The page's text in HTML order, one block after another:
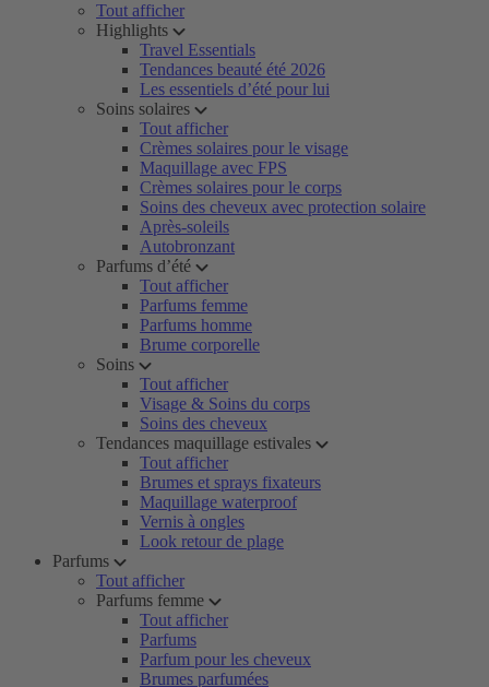
Tout afficher
Highlights
Travel Essentials
Tendances beauté été 2026
Les essentiels d’été pour lui
Soins solaires
Tout afficher
Crèmes solaires pour le visage
Maquillage avec FPS
Crèmes solaires pour le corps
Soins des cheveux avec protection solaire
Après-soleils
Autobronzant
Parfums d’été
Tout afficher
Parfums femme
Parfums homme
Brume corporelle
Soins
Tout afficher
Visage & Soins du corps
Soins des cheveux
Tendances maquillage estivales
Tout afficher
Brumes et sprays fixateurs
Maquillage waterproof
Vernis à ongles
Look retour de plage
Parfums
Tout afficher
Parfums femme
Tout afficher
Parfums
Parfum pour les cheveux
Brumes parfumées